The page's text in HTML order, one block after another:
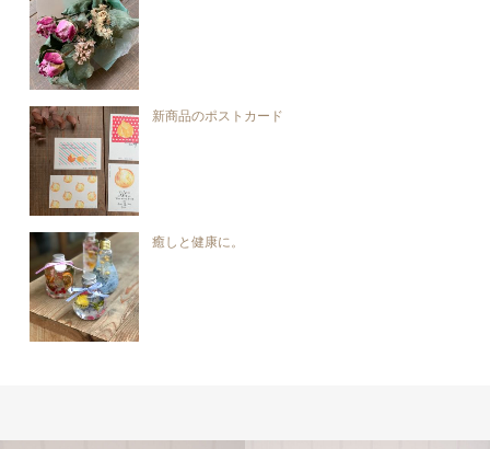
新商品のポストカード
癒しと健康に。